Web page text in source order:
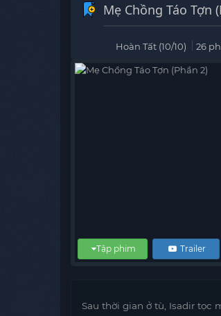
Mẹ Chồng Táo Tợn
Hoàn Tất (10/10) 26
Trailer
Tập phim
Sau thời gian ở tù, Isadir tọc